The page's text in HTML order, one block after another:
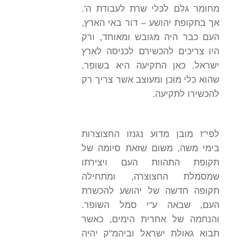
מחומר גלם לכלי שרת לעבודת ה'.
אך בתקופת יהושע – דור באי הארץ,
העם כבר היה מגובש ומאוחד, ורק
היו צריכים להכשירם לכניסה לארץ
ישראל. כאן התקיעה היא בשופר,
שהוא כלי מוכן ומעוצב אשר צריך רק
להכשירו לתקיעה.
לפי"ז מובן מדוע נגנזו החצוצרות
בימי משה, משום שזאת סיומה של
תקופת התהוות העם ויצירתו
שמסמלת החצוצרה, ומתחילה
תקופה חדשה של יהושע להכשרת
העם, שבאה ע"י סמל השופר.
והנחמה של אחרית הימים, כאשר
תבוא גאולת ישראל וביהמ"ק יהיה